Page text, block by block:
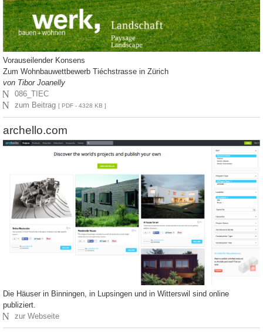
Vorauseilender Konsens
Zum Wohnbauwettbewerb Tiéchstrasse in Zürich
von Tibor Joanelly
N 086_TIEC
N zum Beitrag[ PDF - 4328 KB ]
archello.com
Die Häuser in Binningen, in Lupsingen und in Witterswil sind online
publiziert.
N zur Webseite